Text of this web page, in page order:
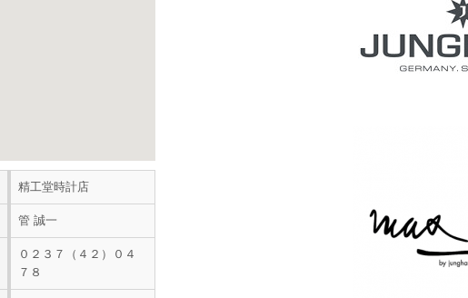
精工堂時計店
管 誠一
０２３７（４２）０４
７８